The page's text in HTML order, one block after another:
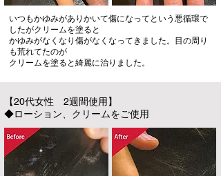
いつもかゆみがありかいて傷になってという悪循環で
したがクリームを塗ると
かゆみがなくなり傷がなくなってきました。目の周り
も荒れてたのが
クリームを塗ると綺麗に治りました。
【20代女性 2週間使用】
◆ローション、クリームをご使用